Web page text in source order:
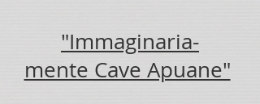
"Immaginaria-
mente Cave Apuane"